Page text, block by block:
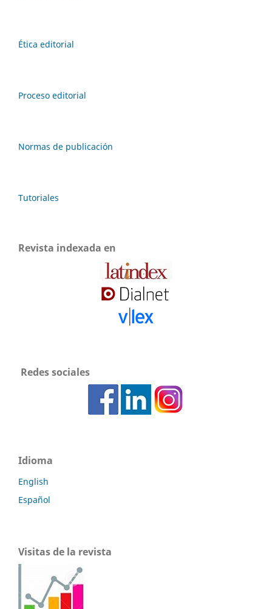
Ética editorial
Proceso editorial
Normas de publicación
Tutoriales
Revista indexada en
Redes sociales
Idioma
English
Español
Visitas de la revista